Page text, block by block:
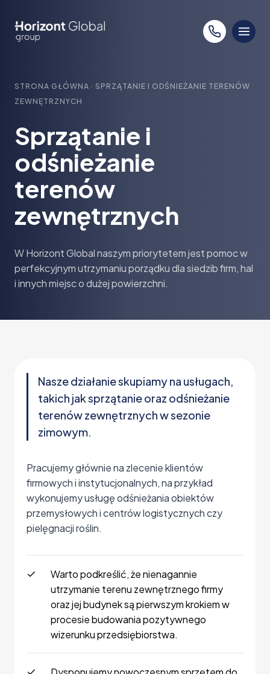
treści
STRONA GŁÓWNA · SPRZĄTANIE I ODŚNIEŻANIE TERENÓW
ZEWNĘTRZNYCH
Sprzątanie i
odśnieżanie
terenów
zewnętrznych
W Horizont Global naszym priorytetem jest pomoc w
perfekcyjnym utrzymaniu porządku dla siedzib firm, hal
i innych miejsc o dużej powierzchni.
Nasze działanie skupiamy na usługach,
takich jak sprzątanie oraz odśnieżanie
terenów zewnętrznych w sezonie
zimowym.
Pracujemy głównie na zlecenie klientów
firmowych i instytucjonalnych, na przykład
wykonujemy usługę odśnieżania obiektów
przemysłowych i centrów logistycznych czy
pielęgnacji roślin.
Warto podkreślić, że nienagannie
utrzymanie terenu zewnętrznego firmy
oraz jej budynek są pierwszym krokiem w
procesie budowania pozytywnego
wizerunku przedsiębiorstwa.